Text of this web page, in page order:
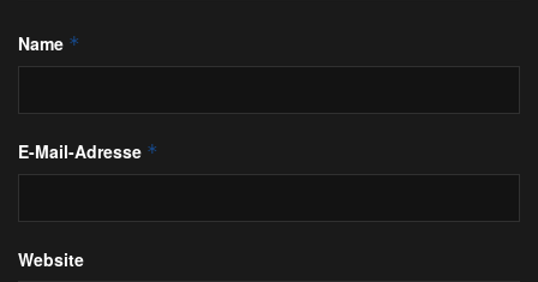
Name *
E-Mail-Adresse *
Website